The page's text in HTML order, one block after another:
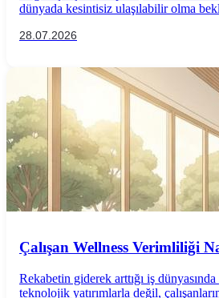
dünyada kesintisiz ulaşılabilir olma
28.07.2026
Çalışan Wellness Verimliliği
Uygulamaları
Rekabetin giderek arttığı iş
teknolojik yatırımlarla değil,